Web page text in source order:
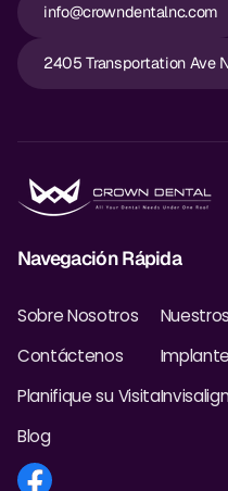
info@crowndentalnc.com
2405 Transportation Ave
Navegación Rápida
Sobre Nosotros
Contáctenos
Planifique su Visita
Blog